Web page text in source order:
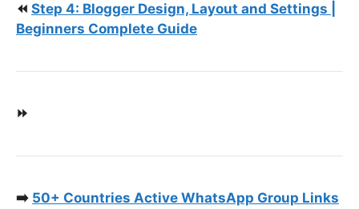
⏪ Step 4: Blogger Design, Layout and Settings |
Beginners Complete Guide
⏩
➡️ 50+ Countries Active WhatsApp Group Links